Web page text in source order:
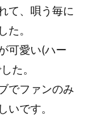
て、唄う毎に
た。
可愛い(ハー
た。
でファンのみ
いです。